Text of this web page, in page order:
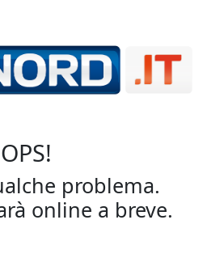
OPS!
problema.
online a breve.